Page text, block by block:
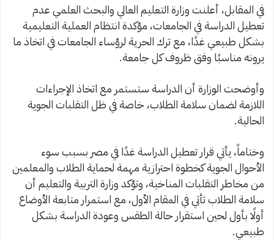
في المقابل، أعلنت وزارة التعليم العالي والبحث العلمي عدم
تعطيل الدراسة في الجامعات، مؤكدة انتظام العملية التعليمية
بشكل طبيعي غدًا، مع ترك الحرية لرؤساء الجامعات في اتخاذ ما
يرونه مناسبًا وفق ظروف كل جامعة.
وأوضحت الوزارة أن الدراسة ستستمر مع اتخاذ الإجراءات
اللازمة لضمان سلامة الطلاب، خاصة في ظل التقلبات الجوية
الحالية.
وختاماً، يأتي قرار تعطيل الدراسة غدًا في مصر بسبب سوء
الأحوال الجوية كخطوة احترازية مهمة لحماية الطلاب والمعلمين
من مخاطر التقلبات المناخية، وتؤكد وزارة التربية والتعليم أن
سلامة الطلاب تأتي في المقام الأول، مع استمرار متابعة الأوضاع
أولًا بأول لحين استقرار حالة الطقس وعودة الدراسة بشكل
طبيعي.